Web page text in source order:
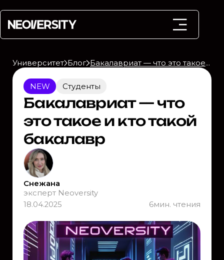
Университет Блог Бакалавриат — что это такое и кто такой бакалавр
NEW Студенты
Бакалавриат — что
это такое и кто такой
бакалавр
Снежана
эксперт Neoversity
18.04.2025
6мин. чтения